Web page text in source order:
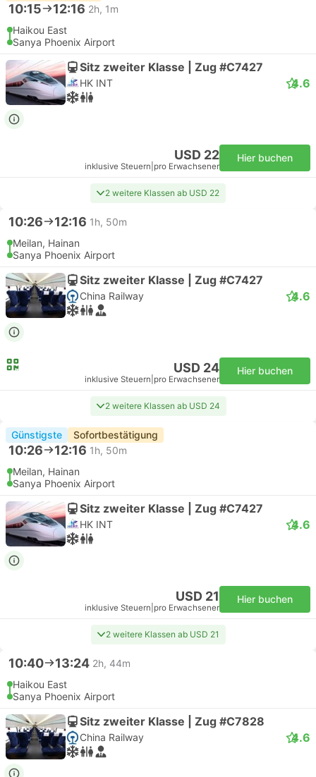
10:15 12:16 2h, 1m
Haikou East
Sanya Phoenix Airport
Sitz zweiter Klasse | Zug #C7427
HK INT 4.6
USD 22
inklusive Steuern pro Erwachsener
Hier buchen
2 weitere Klassen ab USD 22
10:26 12:16 1h, 50m
Meilan, Hainan
Sanya Phoenix Airport
Sitz zweiter Klasse | Zug #C7427
China Railway 4.6
USD 24
inklusive Steuern pro Erwachsener
Hier buchen
2 weitere Klassen ab USD 24
Günstigste Sofortbestätigung
10:26 12:16 1h, 50m
Meilan, Hainan
Sanya Phoenix Airport
Sitz zweiter Klasse | Zug #C7427
HK INT 4.6
USD 21
inklusive Steuern pro Erwachsener
Hier buchen
2 weitere Klassen ab USD 21
10:40 13:24 2h, 44m
Haikou East
Sanya Phoenix Airport
Sitz zweiter Klasse | Zug #C7828
China Railway 4.6